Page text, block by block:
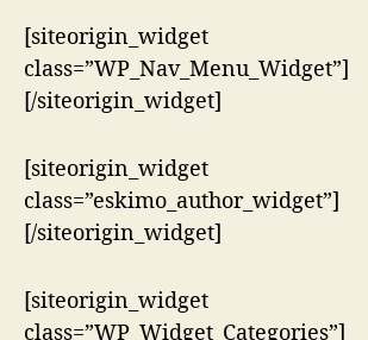
[siteorigin_widget
class=”WP_Nav_Menu_Widget”]
[/siteorigin_widget]
[siteorigin_widget
class=”eskimo_author_widget”]
[/siteorigin_widget]
[siteorigin_widget
class=”WP_Widget_Categories”]